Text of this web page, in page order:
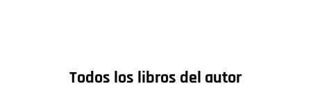
Todos los libros del autor